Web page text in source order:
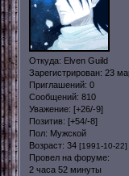
Откуда: Elven Guild
Зарегистрирован: 23
Приглашений: 0
Сообщений: 810
Уважение: [+26/-9]
Позитив: [+54/-8]
Пол: Мужской
Возраст: 34 [1991-10-22]
Провел на форуме:
2 часа 52 минуты